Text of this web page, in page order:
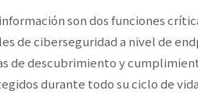
son dos funciones
de ciberseguridad a nivel de
de descubrimiento y
durante todo su ciclo de